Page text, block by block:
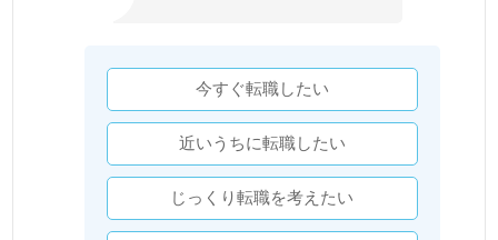
今すぐ転職したい
近いうちに転職したい
じっくり転職を考えたい